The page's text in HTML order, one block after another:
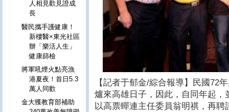
【記者于郁金/綜合報導】民國72
爐來高雄日子，因此，自同年起
以高票蟬連主任委員翁明祺，再
人相見歡見證成
長
醫民攜手護健康！
新樓醫×東光社區
辦「樂活人生」
健康篩檢
將軍吼煙火點亮漁
港夏夜！首日5.3
萬人同歡
金大獲教育部補助